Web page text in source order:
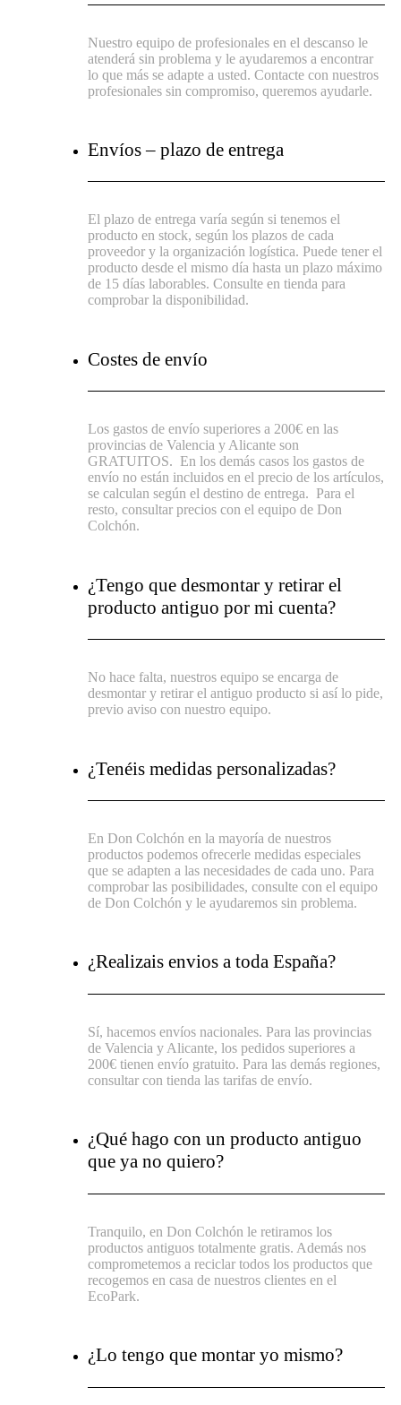
Nuestro equipo de profesionales en el descanso le
atenderá sin problema y le ayudaremos a encontrar
lo que más se adapte a usted. Contacte con nuestros
profesionales sin compromiso, queremos ayudarle.
Envíos – plazo de entrega
El plazo de entrega varía según si tenemos el
producto en stock, según los plazos de cada
proveedor y la organización logística. Puede tener el
producto desde el mismo día hasta un plazo máximo
de 15 días laborables. Consulte en tienda para
comprobar la disponibilidad.
Costes de envío
Los gastos de envío superiores a 200€ en las
provincias de Valencia y Alicante son
GRATUITOS.En los demás casos los gastos de
envío no están incluidos en el precio de los artículos,
se calculan según el destino de entrega.Para el
resto, consultar precios con el equipo de Don
Colchón.
¿Tengo que desmontar y retirar el
producto antiguo por mi cuenta?
No hace falta, nuestros equipo se encarga de
desmontar y retirar el antiguo producto si así lo pide,
previo aviso con nuestro equipo.
¿Tenéis medidas personalizadas?
En Don Colchón en la mayoría de nuestros
productos podemos ofrecerle medidas especiales
que se adapten a las necesidades de cada uno. Para
comprobar las posibilidades, consulte con el equipo
de Don Colchón y le ayudaremos sin problema.
¿Realizais envios a toda España?
Sí, hacemos envíos nacionales. Para las provincias
de Valencia y Alicante, los pedidos superiores a
200€ tienen envío gratuito. Para las demás regiones,
consultar con tienda las tarifas de envío.
¿Qué hago con un producto antiguo
que ya no quiero?
Tranquilo, en Don Colchón le retiramos los
productos antiguos totalmente gratis. Además nos
comprometemos a reciclar todos los productos que
recogemos en casa de nuestros clientes en el
EcoPark.
¿Lo tengo que montar yo mismo?